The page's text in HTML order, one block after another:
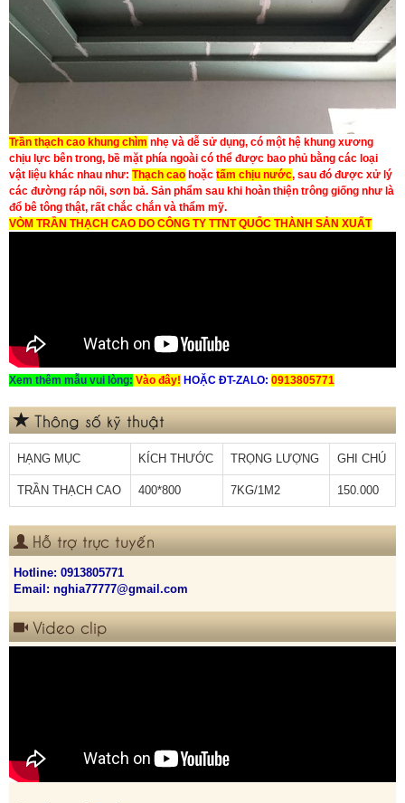
Trần thạch cao khung chìm nhẹ và dễ sử dụng, có một hệ khung xương
chịu lực bên trong, bề mặt phía ngoài có thể được bao phủ bằng các loại
vật liệu khác nhau như: Thạch cao hoặc tấm chịu nước, sau đó được xử lý
các đường ráp nối, sơn bả. Sản phẩm sau khi hoàn thiện trông giống như là
đổ bê tông thật, rất chắc chắn và thẩm mỹ.
VÒM TRẦN THẠCH CAO DO CÔNG TY TTNT QUỐC THÀNH SẢN XUẤT
Xem thêm mẫu vui lòng: Vào đây! HOẶC ĐT-ZALO: 0913805771
Thông số kỹ thuật
HẠNG MỤC KÍCH THƯỚC TRỌNG LƯỢNG GHI CHÚ
TRẦN THẠCH CAO 400*800 7KG/1M2 150.000
Hỗ trợ trực tuyến
Hotline: 0913805771
Email: nghia77777@gmail.com
Video clip